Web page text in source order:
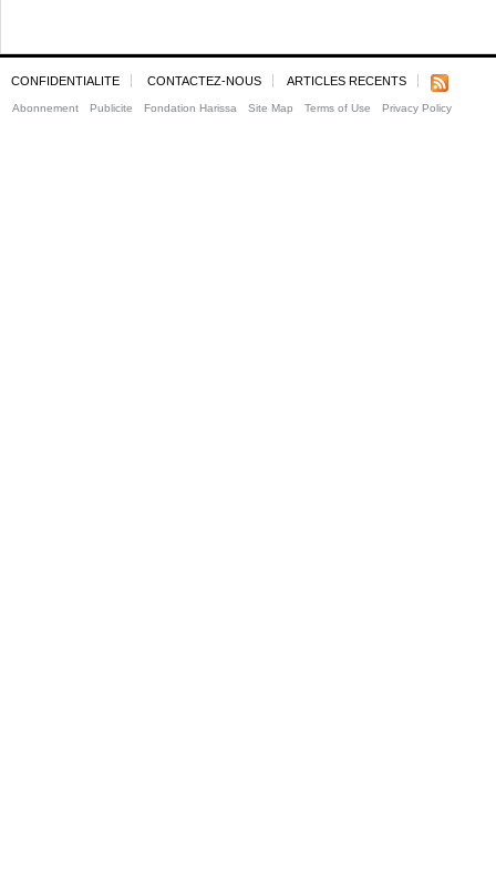
CONFIDENTIALITE CONTACTEZ-NOUS ARTICLES RECENTS
Abonnement Publicite Fondation Harissa Site Map Terms of Use Privacy Policy